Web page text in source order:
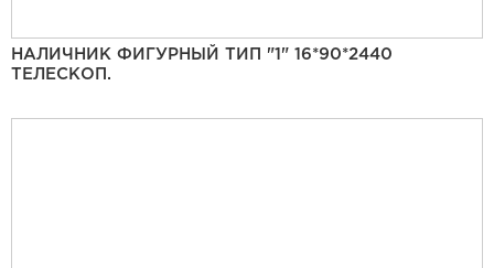
НАЛИЧНИК ФИГУРНЫЙ ТИП "1" 16*90*2440
ТЕЛЕСКОП.